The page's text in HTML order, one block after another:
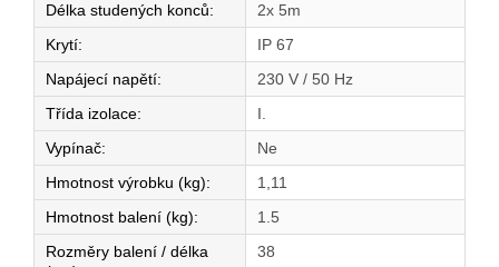
Délka studených konců:
2x 5m
Krytí:
IP 67
Napájecí napětí:
230 V / 50 Hz
Třída izolace:
I.
Vypínač:
Ne
Hmotnost výrobku (kg):
1,11
Hmotnost balení (kg):
1.5
Rozměry balení / délka
38